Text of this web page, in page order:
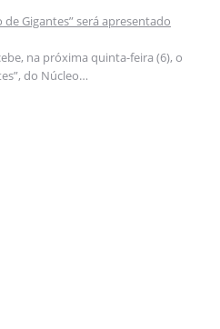
Gigantes” será apresentado
na próxima quinta-feira (6), o
do Núcleo…